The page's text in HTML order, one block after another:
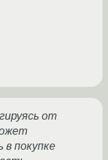
от
в покупке